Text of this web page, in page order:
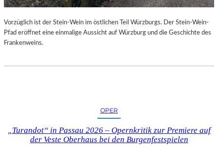
U
R
-
Vorzüglich ist der Stein-Wein im östlichen Teil Würzburgs. Der Stein-Wein-
Pfad eröffnet eine einmalige Aussicht auf Würzburg und die Geschichte des
Frankenweins.
OPER
„Turandot“ in Passau 2026 – Opernkritik zur Premiere auf
der Veste Oberhaus bei den Burgenfestspielen